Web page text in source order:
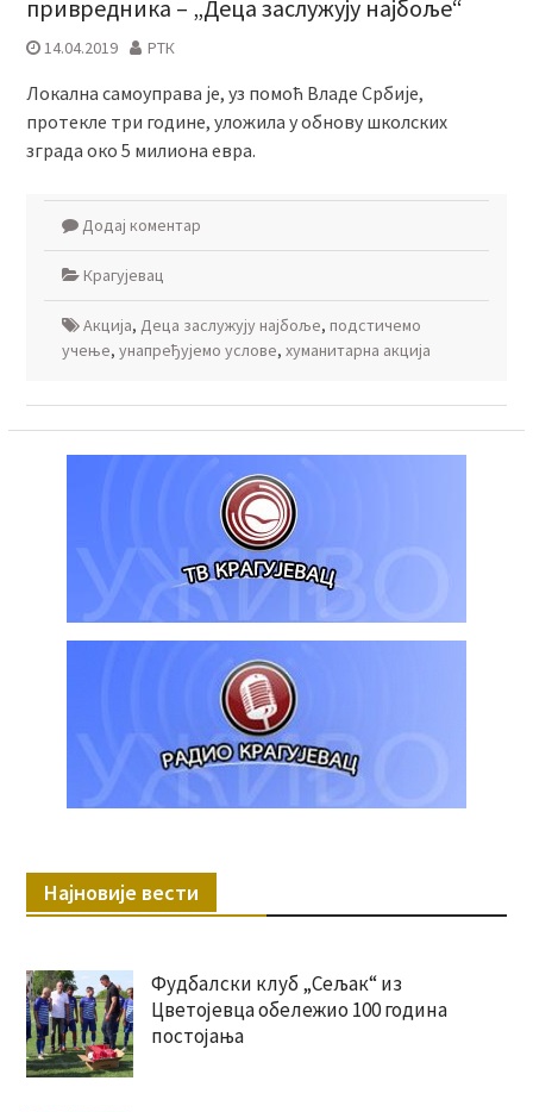
привредника – „Деца заслужују најбоље“
14.04.2019 РТК
Локална самоуправа је, уз помоћ Владе Србије,
протеклe три године, уложила у обнову школских
зграда око 5 милиона евра.
Додај коментар
Крагујевац
Акција, Деца заслужују најбоље, подстичемо
учење, унапређујемо услове, хуманитарна акција
Најновије вести
Фудбалски клуб „Сељак“ из
Цветојевца обележио 100 година
постојања